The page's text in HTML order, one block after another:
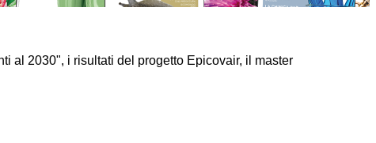
al 2030", i risultati del progetto Epicovair, il master